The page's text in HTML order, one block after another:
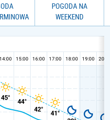
POGODA NA
WEEKEND